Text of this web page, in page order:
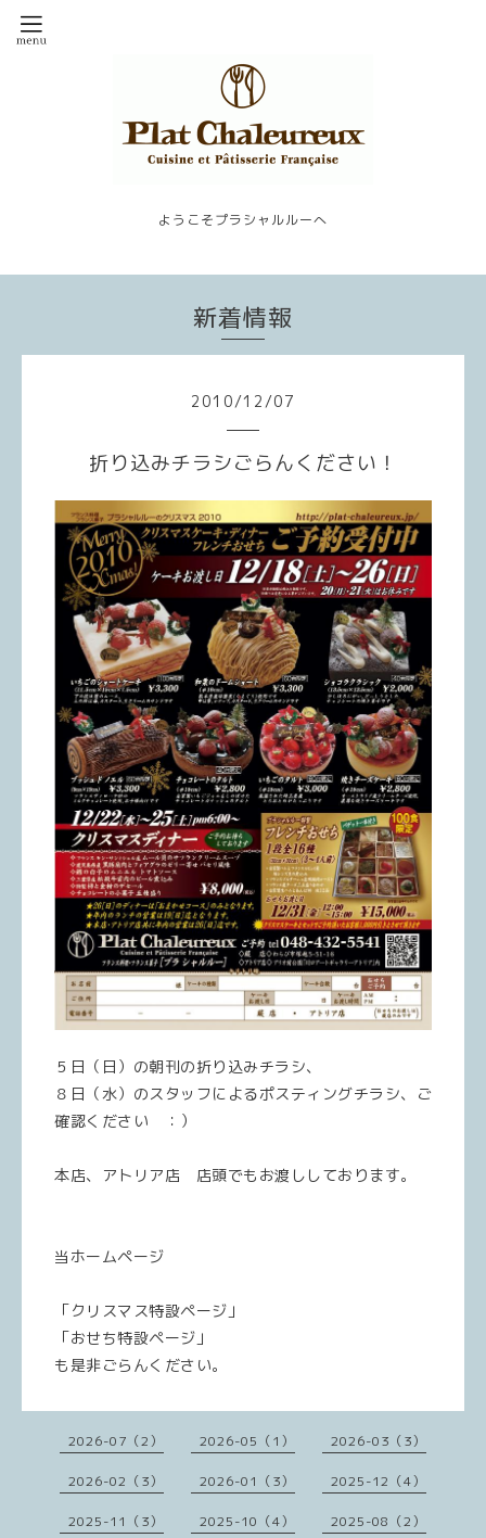
ようこそプラシャルルーへ
新着情報
2010/12 /07
折り込みチラシごらんください！
５日（日）の朝刊の折り込みチラシ、
８日（水）のスタッフによるポスティングチラシ、ご
確認ください ：）
本店、アトリア店 店頭でもお渡ししております。
当ホームページ
「クリスマス特設ページ」
「おせち特設ページ」
も是非ごらんください。
2026-07（2） 2026-05（1） 2026-03（3）
2026-02（3） 2026-01（3） 2025-12（4）
2025-11（3） 2025-10（4） 2025-08（2）